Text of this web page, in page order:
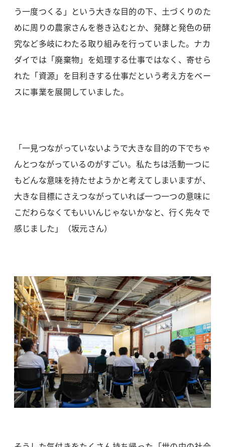
う一度つくる」という大きな目的の下、土づくりのた
めに周りの農家さんを巻き込むとか、発酵と発色の研
究など多岐にわたる取り組みを行っていました。ナカ
ダイでは「廃棄物」を処理する仕事ではなく、寄せら
れた「資源」を目利きする仕事だという考え方をベー
スに事業を展開していました。
「一見つながっていないようで大きな目的の下でちゃ
んとつながっているのがすごい。私たちは活動一つに
もどんな意味を持たせようかと考えてしまいますが、
大きな目標にさえつながっていれば一つ一つの意味に
こだわらなくてもいいんじゃないかなと、行く先々で
感じました」（坂元さん）